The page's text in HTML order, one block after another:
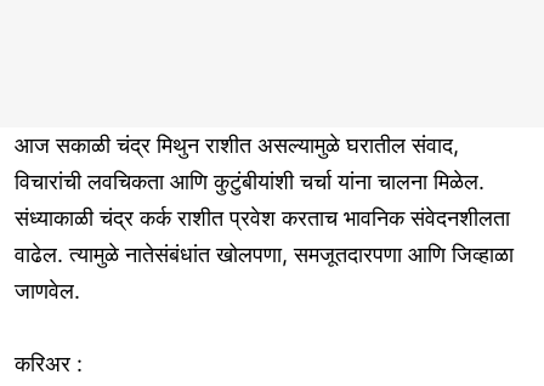
आज सकाळी चंद्र मिथुन राशीत असल्यामुळे घरातील संवाद,
विचारांची लवचिकता आणि कुटुंबीयांशी चर्चा यांना चालना मिळेल.
संध्याकाळी चंद्र कर्क राशीत प्रवेश करताच भावनिक संवेदनशीलता
वाढेल. त्यामुळे नातेसंबंधांत खोलपणा, समजूतदारपणा आणि जिव्हाळा
जाणवेल.
करिअर :